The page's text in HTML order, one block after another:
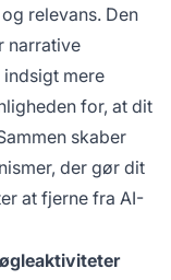
relevans. Den
narrative
mere
for, at dit
skaber
der gør dit
at fjerne fra AI-